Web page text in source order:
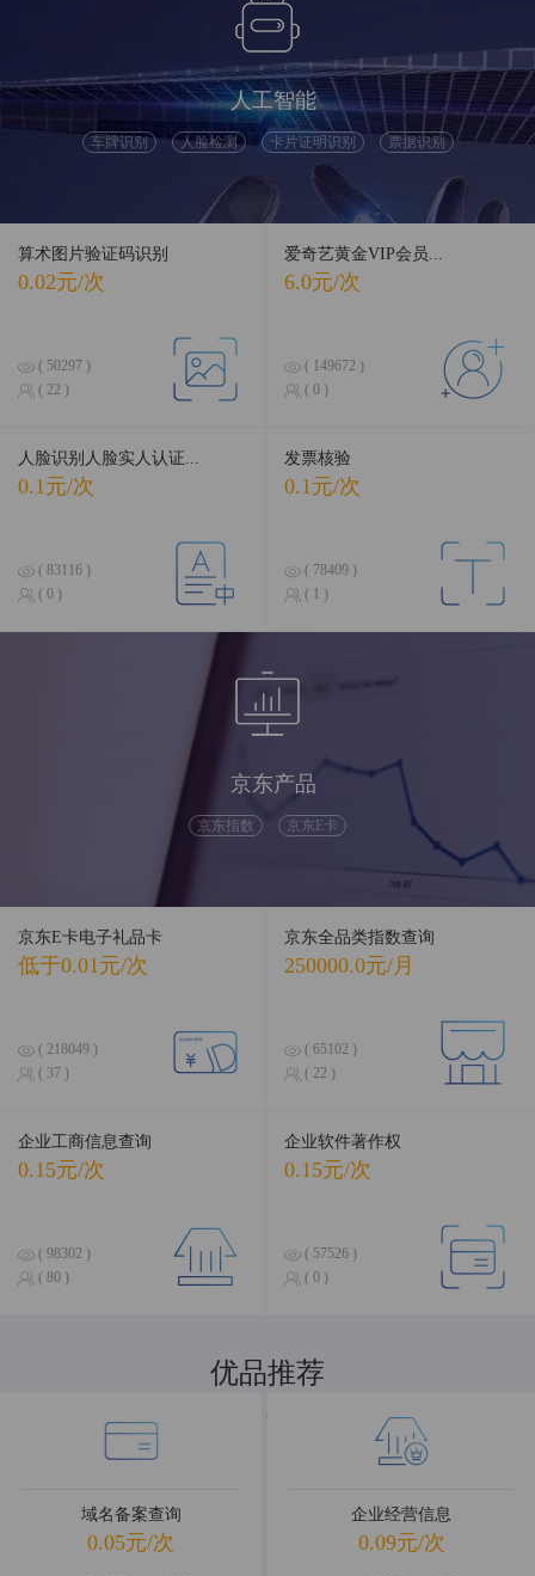
人工智能
车牌识别 人脸检测 卡片证明识别 票据识别
算术图片验证码识别
0.02元/次
( 50297 )
( 22 )
爱奇艺黄金VIP会员...
6.0元/次
( 149672 )
( 0 )
人脸识别人脸实人认证...
0.1元/次
( 83116 )
( 0 )
发票核验
0.1元/次
( 78409 )
( 1 )
京东产品
京东指数 京东E卡
京东E卡电子礼品卡
低于0.01元/次
( 218049 )
( 37 )
京东全品类指数查询
250000.0元/月
( 65102 )
( 22 )
企业工商信息查询
0.15元/次
( 98302 )
( 80 )
企业软件著作权
0.15元/次
( 57526 )
( 0 )
优品推荐
海量数据，优选试用
域名备案查询
0.05元/次
企业经营信息
0.09元/次